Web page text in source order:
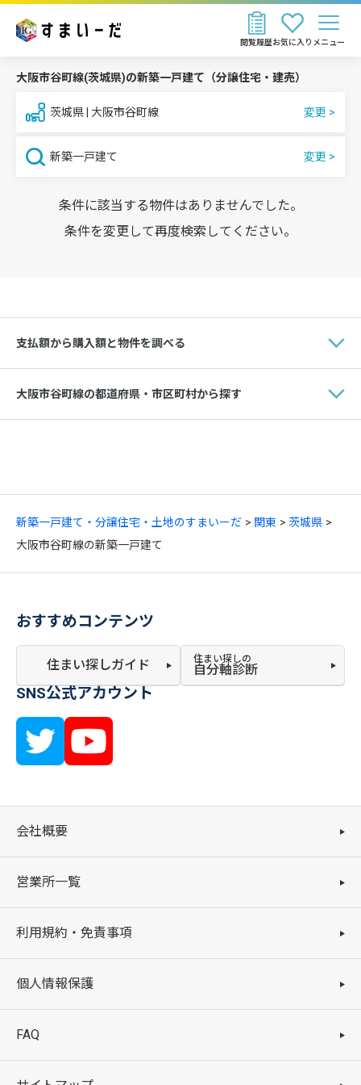
お気に入り
閲覧履歴 メニュー
新築一戸建て・分譲住宅・土地のすまいーだ 関東
茨城県
大阪市谷町線の新築一戸建て
大阪市谷町線(茨城県)の新築一戸建て（分譲住宅・建売）
茨城県 | 大阪市谷町線
新築一戸建て
条件に該当する物件はありませんでした。
条件を変更して再度検索してください。
支払額から購入額と物件を調べる
大阪市谷町線の都道府県・市区町村から探す
おすすめコンテンツ
住まい探しガイド 住まい探しの
自分軸診断
SNS公式アカウント
会社概要
営業所一覧
利用規約・免責事項
個人情報保護
FAQ